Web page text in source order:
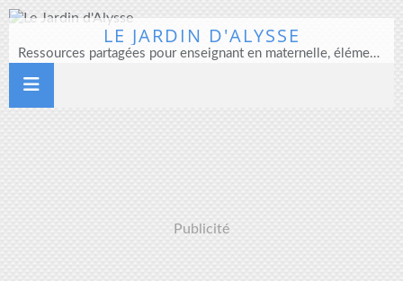
LE JARDIN D'ALYSSE
Ressources partagées pour enseignant en maternelle, élémentaire et direction d'école
Publicité